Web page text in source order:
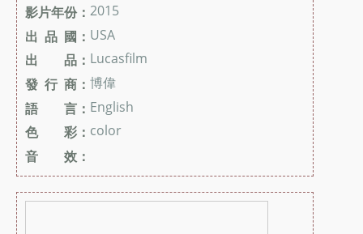
影片年份： 2015
出 品 國： USA
出 品： Lucasfilm
發 行 商： 博偉
語 言： English
色 彩： color
音 效：